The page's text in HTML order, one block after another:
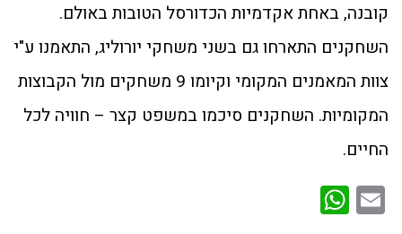
קובנה, באחת אקדמיות הכדורסל הטובות באולם.
השחקנים התארחו גם בשני משחקי יורוליג, התאמנו ע"י
צוות המאמנים המקומי וקיומו 9 משחקים מול הקבוצות
המקומיות. השחקנים סיכמו במשפט קצר – חוויה לכל
החיים.
Email